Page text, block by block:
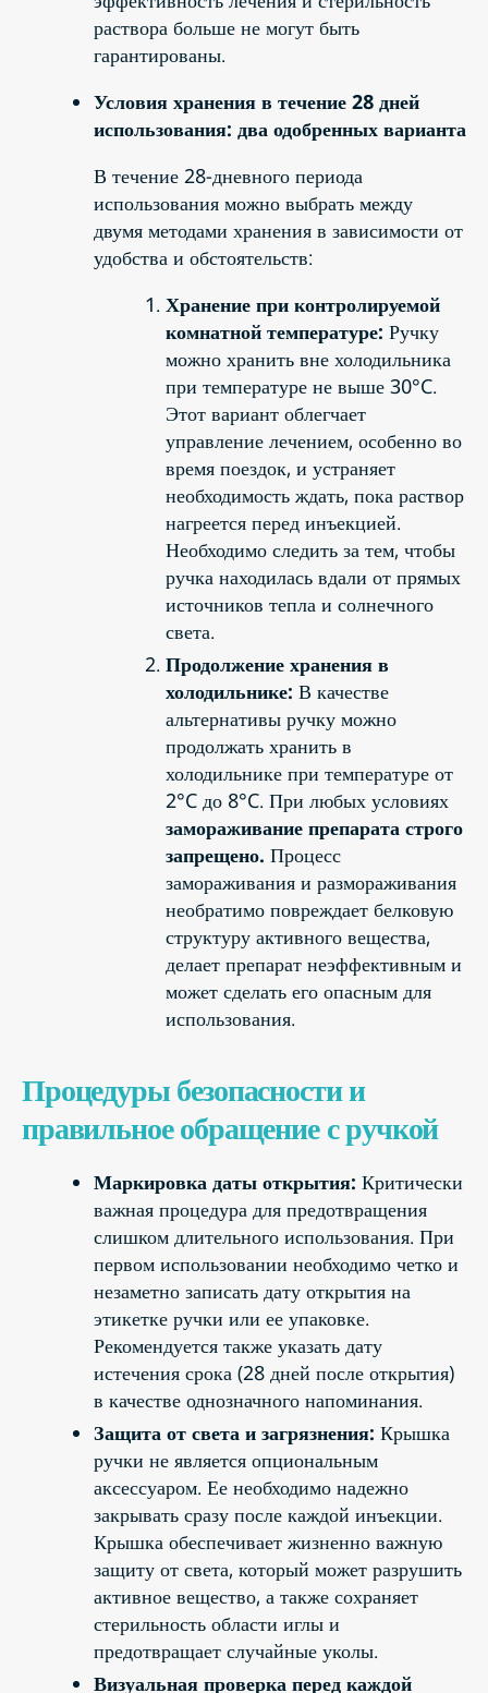
раствора больше не могут быть
гарантированы.
Условия хранения в течение 28 дней
использования: два одобренных варианта
В течение 28-дневного периода
использования можно выбрать между
двумя методами хранения в зависимости от
удобства и обстоятельств:
Хранение при контролируемой
комнатной температуре: Ручку
можно хранить вне холодильника
при температуре не выше 30°C.
Этот вариант облегчает
управление лечением, особенно во
время поездок, и устраняет
необходимость ждать, пока раствор
нагреется перед инъекцией.
Необходимо следить за тем, чтобы
ручка находилась вдали от прямых
источников тепла и солнечного
света.
Продолжение хранения в
холодильнике: В качестве
альтернативы ручку можно
продолжать хранить в
холодильнике при температуре от
2°C до 8°C. При любых условиях
замораживание препарата строго
запрещено. Процесс
замораживания и размораживания
необратимо повреждает белковую
структуру активного вещества,
делает препарат неэффективным и
может сделать его опасным для
использования.
Процедуры безопасности и
правильное обращение с ручкой
Маркировка даты открытия: Критически
важная процедура для предотвращения
слишком длительного использования. При
первом использовании необходимо четко и
незаметно записать дату открытия на
этикетке ручки или ее упаковке.
Рекомендуется также указать дату
истечения срока (28 дней после открытия)
в качестве однозначного напоминания.
Защита от света и загрязнения: Крышка
ручки не является опциональным
аксессуаром. Ее необходимо надежно
закрывать сразу после каждой инъекции.
Крышка обеспечивает жизненно важную
защиту от света, который может разрушить
активное вещество, а также сохраняет
стерильность области иглы и
предотвращает случайные уколы.
Визуальная проверка перед каждой